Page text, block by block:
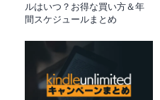
ルはいつ？お得な買い方＆年
間スケジュールまとめ